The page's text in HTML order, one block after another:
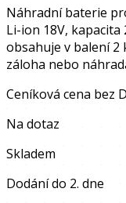
Náhradní baterie
Li-ion 18V, kapacita
obsahuje v balení
záloha nebo
Ceníková cena bez
Na dotaz
Skladem
Dodání do 2. dne